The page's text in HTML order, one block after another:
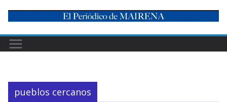
content
pueblos cercanos